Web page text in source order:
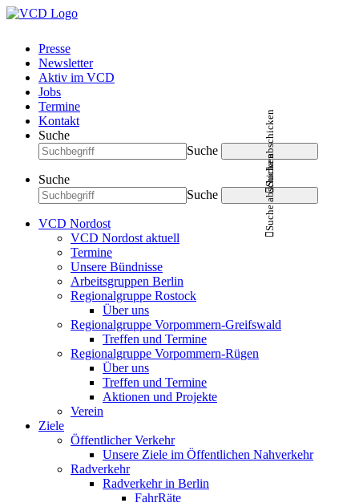
Presse
Newsletter
Aktiv im VCD
Jobs
Termine
Kontakt
Suche
Suche
Suche abschicken
Suche
Suche
Suche abschicken
VCD Nordost
VCD Nordost aktuell
Termine
Unsere Bündnisse
Arbeitsgruppen Berlin
Regionalgruppe Rostock
Über uns
Regionalgruppe Vorpommern-Greifswald
Treffen und Termine
Regionalgruppe Vorpommern-Rügen
Über uns
Treffen und Termine
Aktionen und Projekte
Verein
Ziele
Öffentlicher Verkehr
Unsere Ziele im Öffentlichen Nahverkehr
Radverkehr
Radverkehr in Berlin
FahrRäte